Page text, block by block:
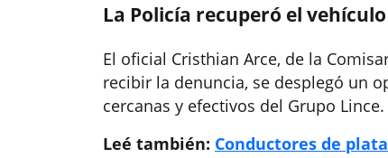
La Policía recuperó el
El oficial Cristhian Arce, de la
recibir la denuncia, se desplegó un
cercanas y efectivos del Grupo Lince.
Leé también: Conductores de